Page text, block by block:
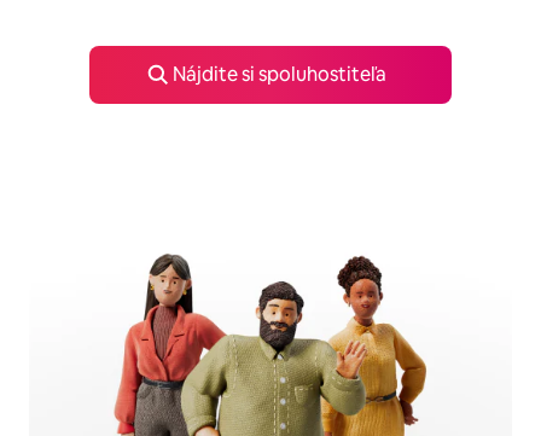
Nájdite si spoluhostiteľa